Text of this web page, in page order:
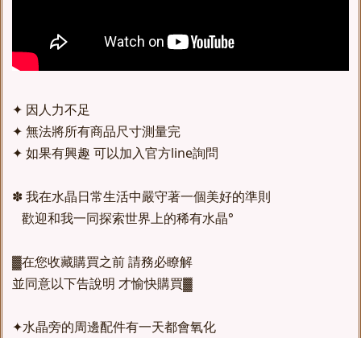
✦ 因人力不足
✦ 無法將所有商品尺寸測量完
✦ 如果有興趣 可以加入官方line詢問
✽ 我在水晶日常生活中嚴守著一個美好的準則
歡迎和我一同探索世界上的稀有水晶°
▓在您收藏購買之前 請務必瞭解
並同意以下告說明 才愉快購買▓
✦水晶旁的周邊配件有一天都會氧化